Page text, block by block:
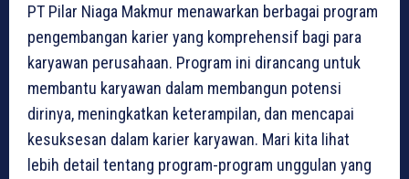
PT Pilar Niaga Makmur menawarkan berbagai program
pengembangan karier yang komprehensif bagi para
karyawan perusahaan. Program ini dirancang untuk
membantu karyawan dalam membangun potensi
dirinya, meningkatkan keterampilan, dan mencapai
kesuksesan dalam karier karyawan. Mari kita lihat
lebih detail tentang program-program unggulan yang